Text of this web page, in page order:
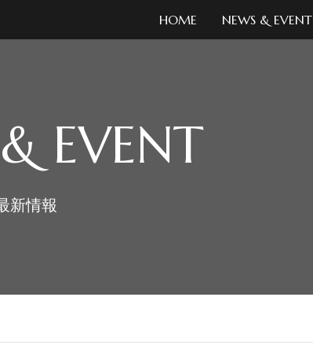
HOME NEWS & EVENT
EVENT
新情報